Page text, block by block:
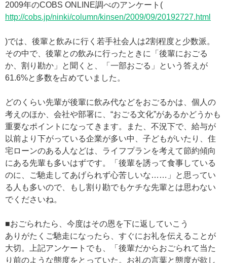
2009年のCOBS ONLINE調べのアンケート(
http://cobs.jp/ninki/column/kinsen/2009/09/20192727.html
)では、後輩と飲みに行く若手社会人は2割程度と少数派。
その中で、後輩との飲みに行ったときに「後輩におごる
か、割り勘か」と聞くと、「一部おごる」という答えが
61.6%と多数を占めていました。
どのくらい先輩が後輩に飲み代などをおごるかは、個人の
考えのほか、会社や部署に、“おごる文化”があるかどうかも
重要なポイントになってきます。また、不況下で、給与が
以前より下がっている企業が多い中、子どもがいたり、住
宅ローンのある人などは、ライフプランを考えて節約傾向
にある先輩も多いはずです。「後輩を誘って食事している
のに、ご馳走してあげられず心苦しいな……」と思ってい
る人も多いので、もし割り勘でもケチな先輩とは思わない
でくださいね。
■おごられたら、今度はその恩を下に返していこう
ありがたくご馳走になったら、すぐにお礼を伝えることが
大切。上記アンケートでも、「後輩だからおごられて当た
り前のような態度をとっていた。お礼の言葉と態度が欲し